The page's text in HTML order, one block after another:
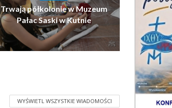
Trwają półkolonie w Muzeum
Pałac Saski w Kutnie
WYŚWIETL WSZYSTKIE WIADOMOŚCI